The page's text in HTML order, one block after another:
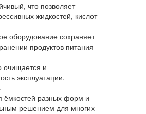
что позволяет
жидкостей, кислот
оборудование сохраняет
продуктов питания
очищается и
эксплуатации.
ёмкостей разных форм и
решением для многих